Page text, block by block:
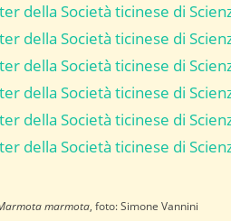
della Società ticinese di
della Società ticinese di
della Società ticinese di
della Società ticinese di
della Società ticinese di
della Società ticinese di
marmota , foto: Simone Vannini